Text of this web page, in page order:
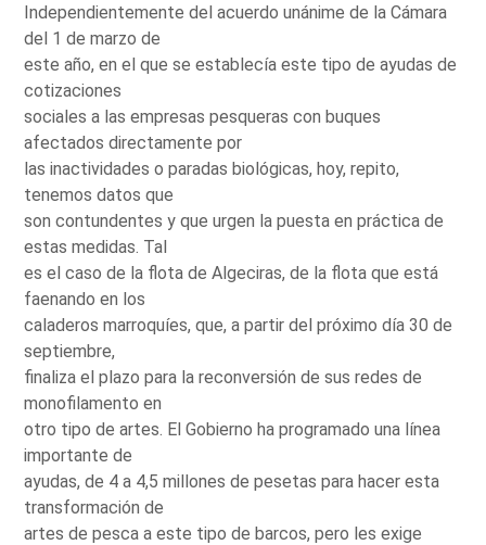
Independientemente del acuerdo unánime de la Cámara
del 1 de marzo de
este año, en el que se establecía este tipo de ayudas de
cotizaciones
sociales a las empresas pesqueras con buques
afectados directamente por
las inactividades o paradas biológicas, hoy, repito,
tenemos datos que
son contundentes y que urgen la puesta en práctica de
estas medidas. Tal
es el caso de la flota de Algeciras, de la flota que está
faenando en los
caladeros marroquíes, que, a partir del próximo día 30 de
septiembre,
finaliza el plazo para la reconversión de sus redes de
monofilamento en
otro tipo de artes. El Gobierno ha programado una línea
importante de
ayudas, de 4 a 4,5 millones de pesetas para hacer esta
transformación de
artes de pesca a este tipo de barcos, pero les exige